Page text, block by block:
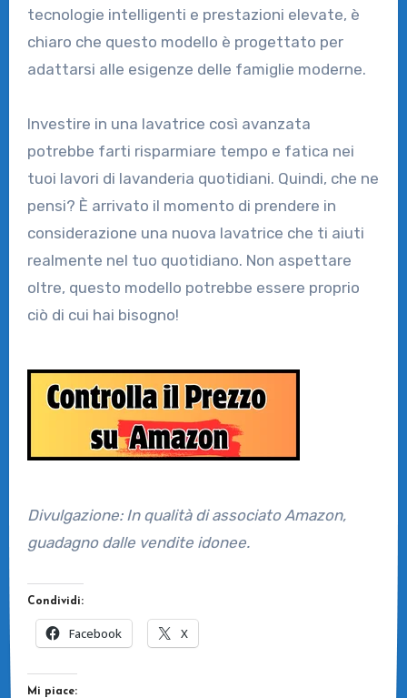
tecnologie intelligenti e prestazioni elevate, è
chiaro che questo modello è progettato per
adattarsi alle esigenze delle famiglie moderne.
Investire in una lavatrice così avanzata
potrebbe farti risparmiare tempo e fatica nei
tuoi lavori di lavanderia quotidiani. Quindi, che ne
pensi? È arrivato il momento di prendere in
considerazione una nuova lavatrice che ti aiuti
realmente nel tuo quotidiano. Non aspettare
oltre, questo modello potrebbe essere proprio
ciò di cui hai bisogno!
Divulgazione: In qualità di associato Amazon,
guadagno dalle vendite idonee.
Condividi:
Facebook X
Mi piace: